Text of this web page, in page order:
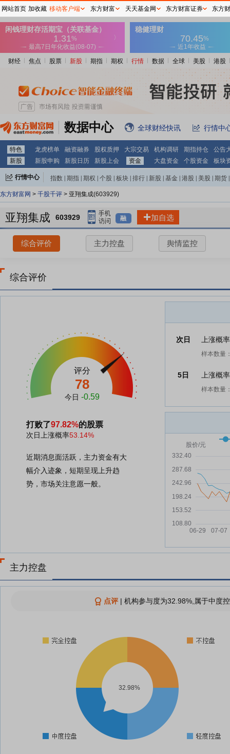
财经 焦点 股票 新股 期指 期权 行情 数据 全球 美股 港股
数据中心 全球财经快讯 行情中
特色 龙虎榜单 融资融券 股权质押 大宗交易 机构调研 期指持仓
公告
新股
新股申购 新股日历 新股上会 资金 大盘资金 个股资金 板块
行情中心 指数 期指 期权 个股 板块 排行 新股 基金 港股 美股 期货
东方财富网 > 千股千评 > 亚翔集成(603929)
亚翔集成 603929 融 加自选
综合评价 主力控盘 舆情监控
综合评价
评分
78
今日 -0.59
打败了97.82%的股票
次日上涨概率53.14%
近期消息面活跃，主力资金有大
幅介入迹象，短期呈现上升趋
势，市场关注意愿一般。
次日 上涨概
样本数量
5日 上涨概
样本数量
主力控盘
点评| 机构参与度为32.98%,属于中度
32.98%
网站首页 加收藏 移动客户端 东方财富 天天基金网 东方财富证券 东方